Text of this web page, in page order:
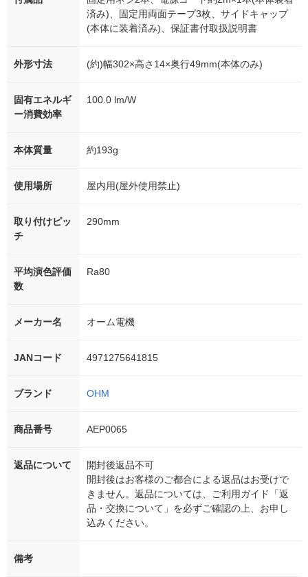
済み)、固定用両面テープ3枚、サイドキャップ
(本体に装着済み)、保証書付取扱説明書
外形寸法 (約)幅302×高さ14×奥行49mm(本体のみ)
固有エネルギ
ー消費効率
100.0 lm/W
本体質量 約193g
使用場所 屋内用(屋外使用禁止)
取り付けピッ
チ
290mm
平均演色評価
数
Ra80
メーカー名 オーム電機
JANコード 4971275641815
ブランド OHM
商品番号 AEP0065
返品について
開封後返品不可
開封後はお客様のご都合による返品はお受けで
きません。返品については、ご利用ガイド「返
品・交換について」を必ずご確認の上、お申し
込みください。
備考